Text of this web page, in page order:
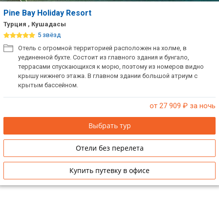
Pine Bay Holiday Resort
Турция , Кушадасы
5 звёзд
Отель с огромной территорией расположен на холме, в
уединенной бухте. Состоит из главного здания и бунгало,
террасами спускающихся к морю, поэтому из номеров видно
крышу нижнего этажа. В главном здании большой атриум с
крытым бассейном.
от 27 909 ₽ за ночь
Выбрать тур
Отели без перелета
Купить путевку в офисе